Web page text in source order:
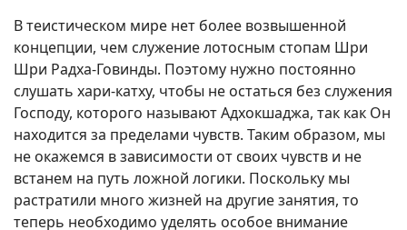
В теистическом мире нет более возвышенной
концепции, чем служение лотосным стопам Шри
Шри Радха-Говинды. Поэтому нужно постоянно
слушать хари-катху, чтобы не остаться без служения
Господу, которого называют Адхокшаджа, так как Он
находится за пределами чувств. Таким образом, мы
не окажемся в зависимости от своих чувств и не
встанем на путь ложной логики. Поскольку мы
растратили много жизней на другие занятия, то
теперь необходимо уделять особое внимание